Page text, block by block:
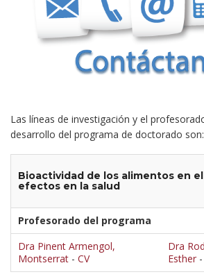
Las líneas de investigación y el
desarrollo del programa de doctorado son:
Bioactividad de los alimentos en
efectos en la salud
Profesorado del programa
Dra Pinent Armengol,
Montserrat - CV
Dra
Esther -